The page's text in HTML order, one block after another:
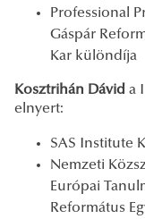
Professional
Gáspár
Kar különdíja
Kosztrihán Dávid a
elnyert:
SAS Institute
Nemzeti
Európai
Református